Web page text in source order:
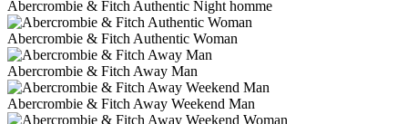
Abercrombie & Fitch Authentic Night homme
Abercrombie & Fitch Authentic Woman
Abercrombie & Fitch Away Man
Abercrombie & Fitch Away Weekend Man